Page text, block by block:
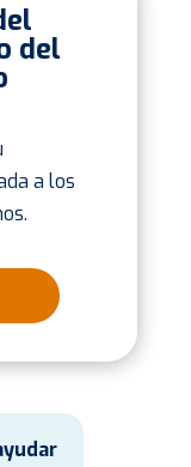
del
a los